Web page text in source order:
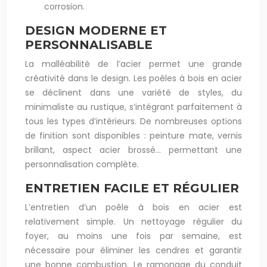
corrosion.
DESIGN MODERNE ET
PERSONNALISABLE
La malléabilité de l’acier permet une grande
créativité dans le design. Les poêles à bois en acier
se déclinent dans une variété de styles, du
minimaliste au rustique, s’intégrant parfaitement à
tous les types d’intérieurs. De nombreuses options
de finition sont disponibles : peinture mate, vernis
brillant, aspect acier brossé… permettant une
personnalisation complète.
ENTRETIEN FACILE ET RÉGULIER
L’entretien d’un poêle à bois en acier est
relativement simple. Un nettoyage régulier du
foyer, au moins une fois par semaine, est
nécessaire pour éliminer les cendres et garantir
une bonne combustion. Le ramonage du conduit